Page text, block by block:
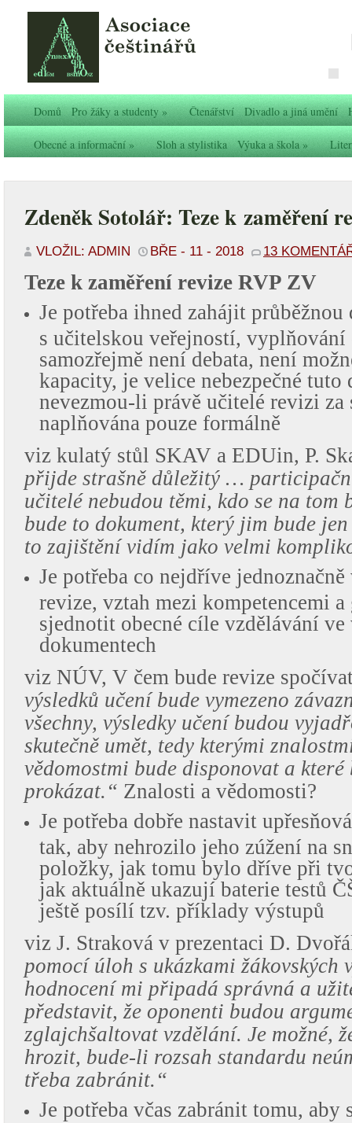
Domů Pro žáky a studenty» Čtenářství Divadlo a jiná umění
Obecné a informační» Sloh a stylistika Výuka a škola»
Zdeněk Sotolář: Teze k zaměření
VLOŽIL: ADMIN BŘE - 11 - 2018 13
Teze k zaměření revize RVP ZV
Je potřeba ihned zahájit průběžnou
s učitelskou veřejností, vyplňování
samozřejmě není debata, není
kapacity, je velice nebezpečné tuto
nevezmou-li právě učitelé revizi za
naplňována pouze formálně
viz kulatý stůl SKAV a EDUin, P.
přijde strašně důležitý …
učitelé nebudou těmi, kdo se na tom
bude to dokument, který jim bude
to zajištění vidím jako velmi
Je potřeba co nejdříve
revize, vztah mezi kompetencemi
sjednotit obecné cíle vzdělávání ve
dokumentech
viz NÚV, V čem bude revize
výsledků učení bude vymezeno
všechny, výsledky učení budou
skutečně umět, tedy kterými
vědomostmi bude disponovat a
prokázat.“ Znalosti a vědomosti?
Je potřeba dobře nastavit
tak, aby nehrozilo jeho zúžení na
položky, jak tomu bylo dříve při
jak aktuálně ukazují baterie testů
ještě posílí tzv. příklady výstupů
viz J. Straková v prezentaci D.
pomocí úloh s ukázkami žákovských
hodnocení mi připadá správná a
představit, že oponenti budou
zglajchšaltovat vzdělání. Je možné,
hrozit, bude-li rozsah standardu
třeba zabránit.“
Je potřeba včas zabránit tomu,